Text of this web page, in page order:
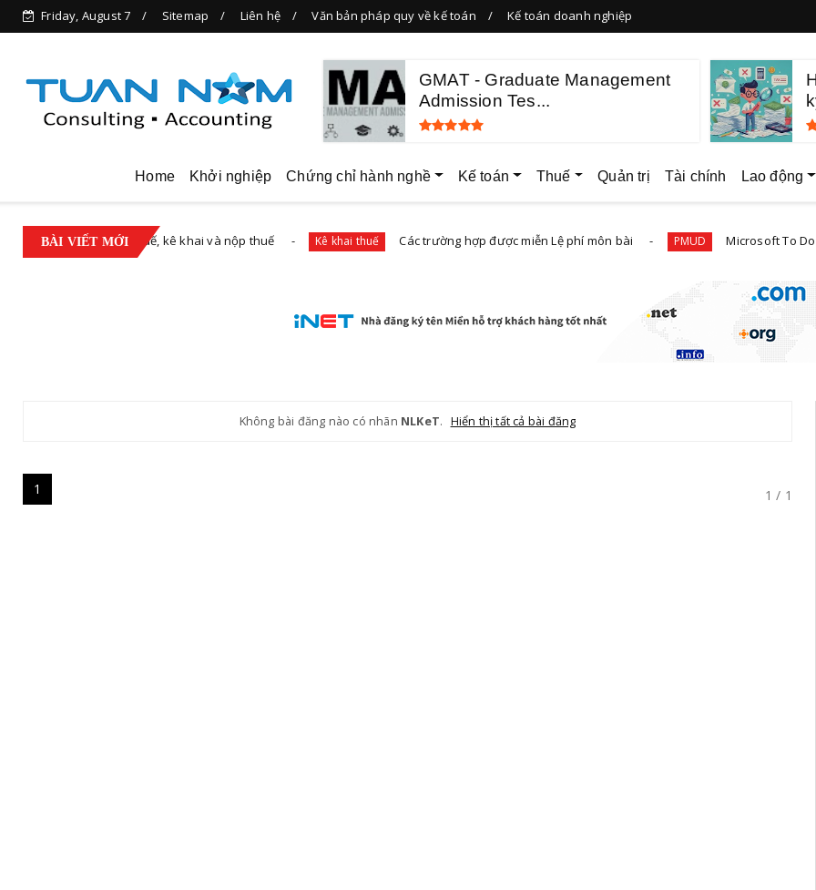
Friday, August 7 Sitemap Liên hệ Văn bản pháp quy về kế toán Kế toán doanh nghiệp
GMAT - Graduate Management
Admission Tes...
Home Khởi nghiệp Chứng chỉ hành nghề Kế toán Thuế Quản trị Tài chính Lao động
BÀI VIẾT MỚI
về đăng ký thuế, kê khai và nộp thuế Kê khai thuế Các trường hợp được miễn Lệ phí môn bài PMUD Microsoft To Do - ứng
Không bài đăng nào có nhãn NLKeT. Hiển thị tất cả bài đăng
1 / 1
1